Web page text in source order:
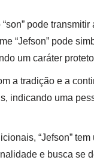
pode
“Jefson” pode
um caráter
a tradição e a
indicando uma
“Jefson”
e busca se